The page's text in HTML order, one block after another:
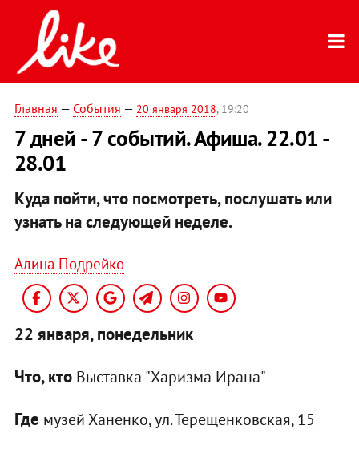
Главная — События — 20 января 2018, 19:20
7 дней - 7 событий. Афиша. 22.01 -
28.01
Куда пойти, что посмотреть, послушать или
узнать на следующей неделе.
Алина Подрейко
22 января, понедельник
Что, ктоВыставка "Харизма Ирана"
Где музей Ханенко, ул. Терещенковская, 15